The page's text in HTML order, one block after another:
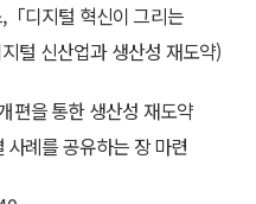
융)
원 남호정
신약)
디지털 혁신이 그리는
털 신산업과 생산성 재도약)
편을 통한 생산성 재도약
례를 공유하는 장 마련